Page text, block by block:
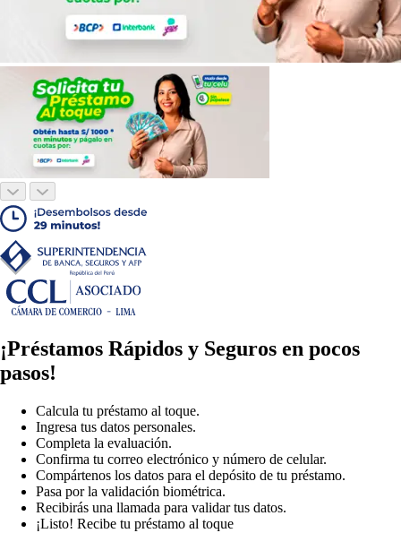
¡Préstamos Rápidos y Seguros en pocos
pasos!
Calcula tu préstamo al toque.
Ingresa tus datos personales.
Completa la evaluación.
Confirma tu correo electrónico y número de celular.
Compártenos los datos para el depósito de tu préstamo.
Pasa por la validación biométrica.
Recibirás una llamada para validar tus datos.
¡Listo! Recibe tu préstamo al toque